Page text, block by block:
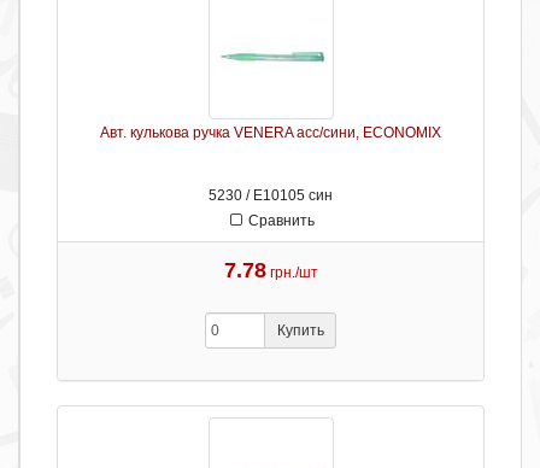
Авт. кулькова ручка VENERA асс/сини, ECONOMIX
5230 / Е10105 син
Сравнить
7.78 грн./шт
Купить